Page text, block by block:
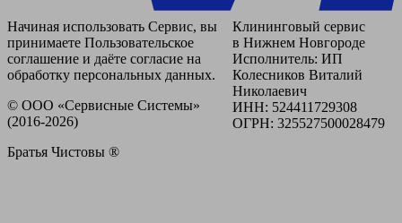
Начиная использовать Сервис, вы
принимаете Пользовательское
соглашение и даёте согласие на
обработку персональных данных.
© ООО «Сервисные Системы»
(2016-2026)
Братья Чистовы ®
Клининговый сервис
в Нижнем Новгороде
Исполнитель: ИП
Колесников Виталий
Николаевич
ИНН: 524411729308
ОГРН: 325527500028479